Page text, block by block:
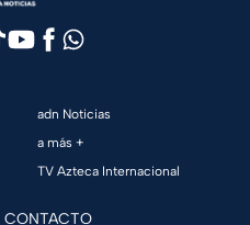
adn Noticias
a más +
TV Azteca Internacional
CONTACTO